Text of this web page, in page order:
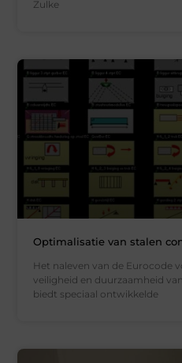
Zulke
Optimalisatie van stalen
Het naleven van de Eurocode
veiligheid en duurzaamheid
biedt speciaal ontwikkelde